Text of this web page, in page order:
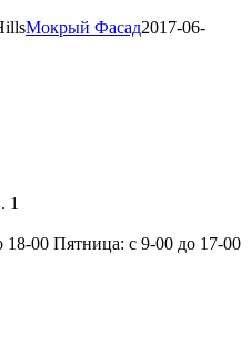
Мокрый Фасад2017-06-
1
18-00 Пятница: с 9-00 до 17-00